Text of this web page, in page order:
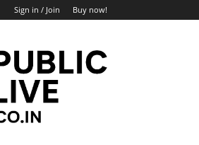
Sign in / Join Buy now!